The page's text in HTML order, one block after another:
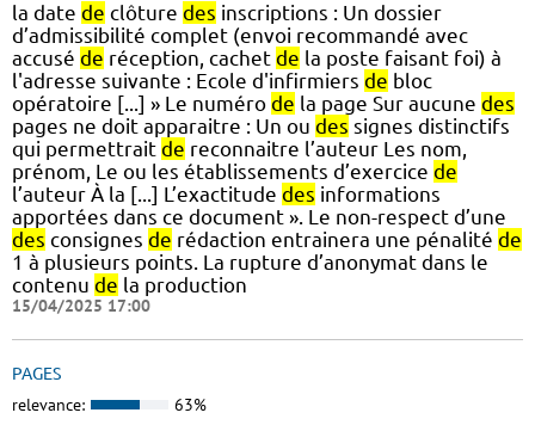
la date de clôture des inscriptions : Un dossier
d’admissibilité complet (envoi recommandé avec
accusé de réception, cachet de la poste faisant foi) à
l'adresse suivante : Ecole d'infirmiers de bloc
opératoire [...] » Le numéro de la page Sur aucune des
pages ne doit apparaitre : Un ou des signes distinctifs
qui permettrait de reconnaitre l’auteur Les nom,
prénom, Le ou les établissements d’exercice de
l’auteur À la [...] L’exactitude des informations
apportées dans ce document ». Le non-respect d’une
des consignes de rédaction entrainera une pénalité de
1 à plusieurs points. La rupture d’anonymat dans le
contenu de la production
15/04/2025 17:00
PAGES
relevance: 63%